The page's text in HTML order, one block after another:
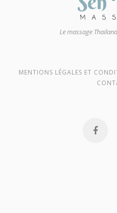
Le massage
MENTIONS LÉGALES ET